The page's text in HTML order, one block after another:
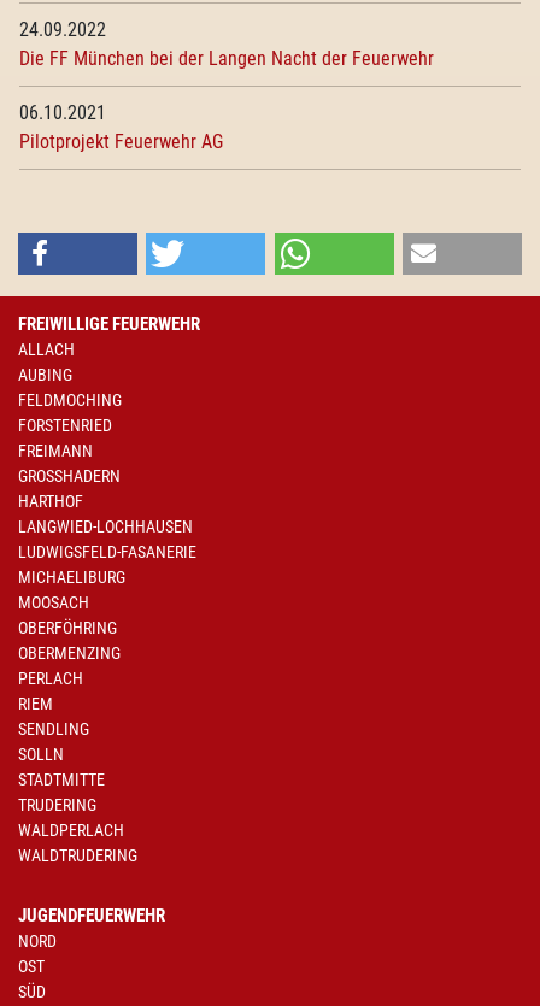
24.09.2022
Die FF München bei der Langen Nacht der Feuerwehr
06.10.2021
Pilotprojekt Feuerwehr AG
FREIWILLIGE FEUERWEHR
ALLACH
AUBING
FELDMOCHING
FORSTENRIED
FREIMANN
GROSSHADERN
HARTHOF
LANGWIED-LOCHHAUSEN
LUDWIGSFELD-FASANERIE
MICHAELIBURG
MOOSACH
OBERFÖHRING
OBERMENZING
PERLACH
RIEM
SENDLING
SOLLN
STADTMITTE
TRUDERING
WALDPERLACH
WALDTRUDERING
JUGENDFEUERWEHR
NORD
OST
SÜD